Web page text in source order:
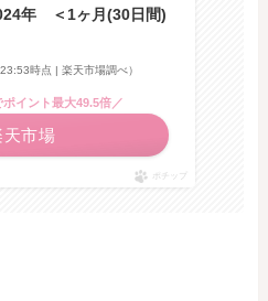
年 ＜1ヶ月(30日間)
時点 | 楽天市場調べ）
イント最大49.5倍／
天市場
ポチップ